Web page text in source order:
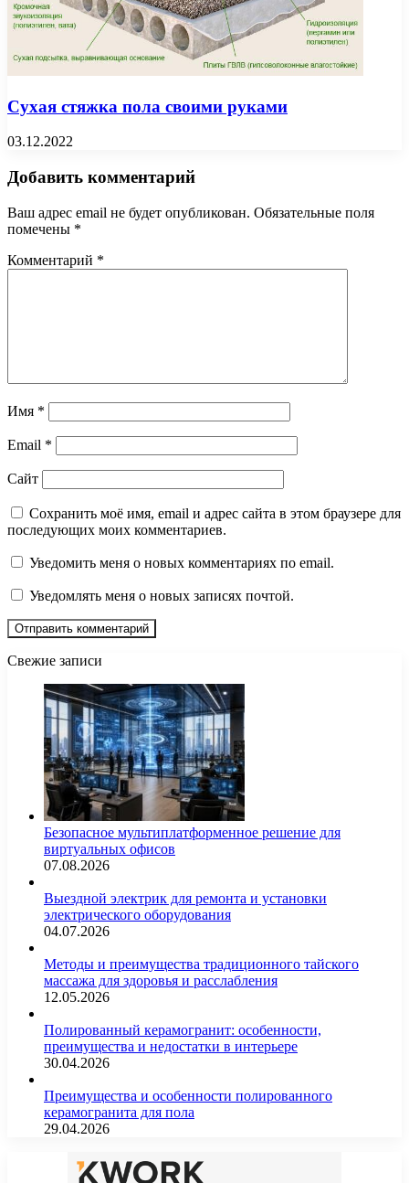
Сухая стяжка пола своими руками
03.12.2022
Добавить комментарий
Ваш адрес email не будет опубликован. Обязательные поля
помечены *
Комментарий *
Имя *
Email *
Сайт
Сохранить моё имя, email и адрес сайта в этом браузере для
последующих моих комментариев.
Уведомить меня о новых комментариях по email.
Уведомлять меня о новых записях почтой.
Свежие записи
Безопасное мультиплатформенное решение для
виртуальных офисов
07.08.2026
Выездной электрик для ремонта и установки
электрического оборудования
04.07.2026
Методы и преимущества традиционного тайского
массажа для здоровья и расслабления
12.05.2026
Полированный керамогранит: особенности,
преимущества и недостатки в интерьере
30.04.2026
Преимущества и особенности полированного
керамогранита для пола
29.04.2026